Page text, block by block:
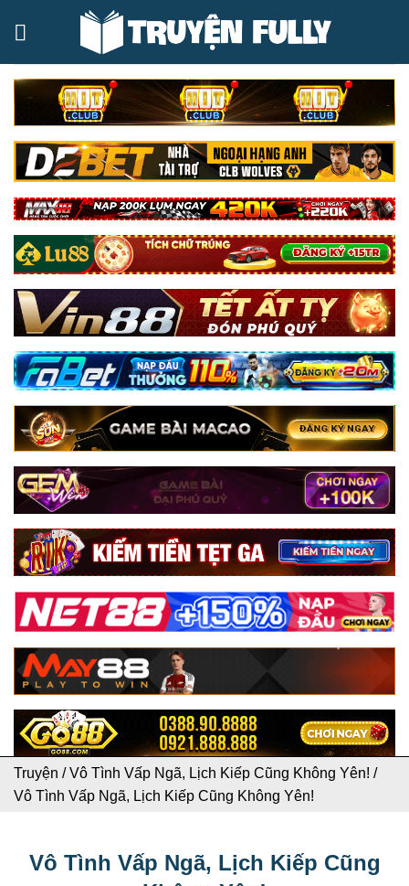
Truyện /Vô Tình Vấp Ngã, Lịch Kiếp Cũng Không Yên! /
Vô Tình Vấp Ngã, Lịch Kiếp Cũng Không Yên!
Vô Tình Vấp Ngã, Lịch Kiếp Cũng